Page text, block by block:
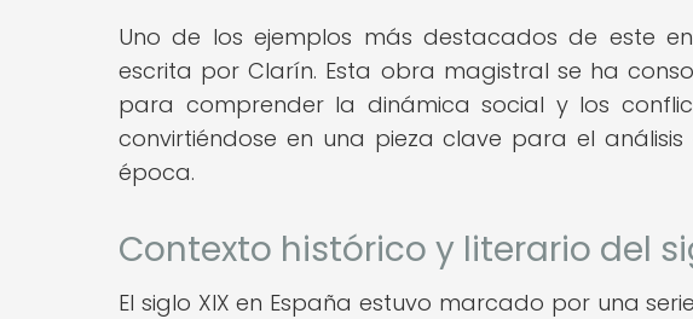
Uno de los ejemplos más destacados de este
escrita por Clarín. Esta obra magistral se ha
para comprender la dinámica social y los
convirtiéndose en una pieza clave para el
época.
Contexto histórico y literario del
El siglo XIX en España estuvo marcado por una